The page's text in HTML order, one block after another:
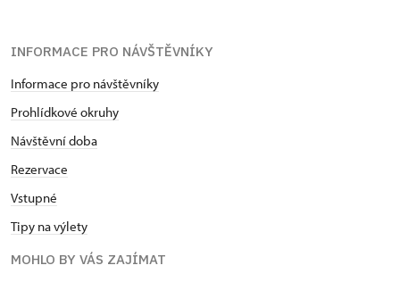
INFORMACE PRO NÁVŠTĚVNÍKY
Informace pro návštěvníky
Prohlídkové okruhy
Návštěvní doba
Rezervace
Vstupné
Tipy na výlety
MOHLO BY VÁS ZAJÍMAT